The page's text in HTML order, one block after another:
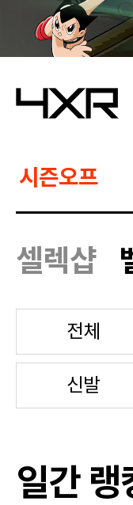
시즌오프
셀렉샵
전체
신발
일간 랭